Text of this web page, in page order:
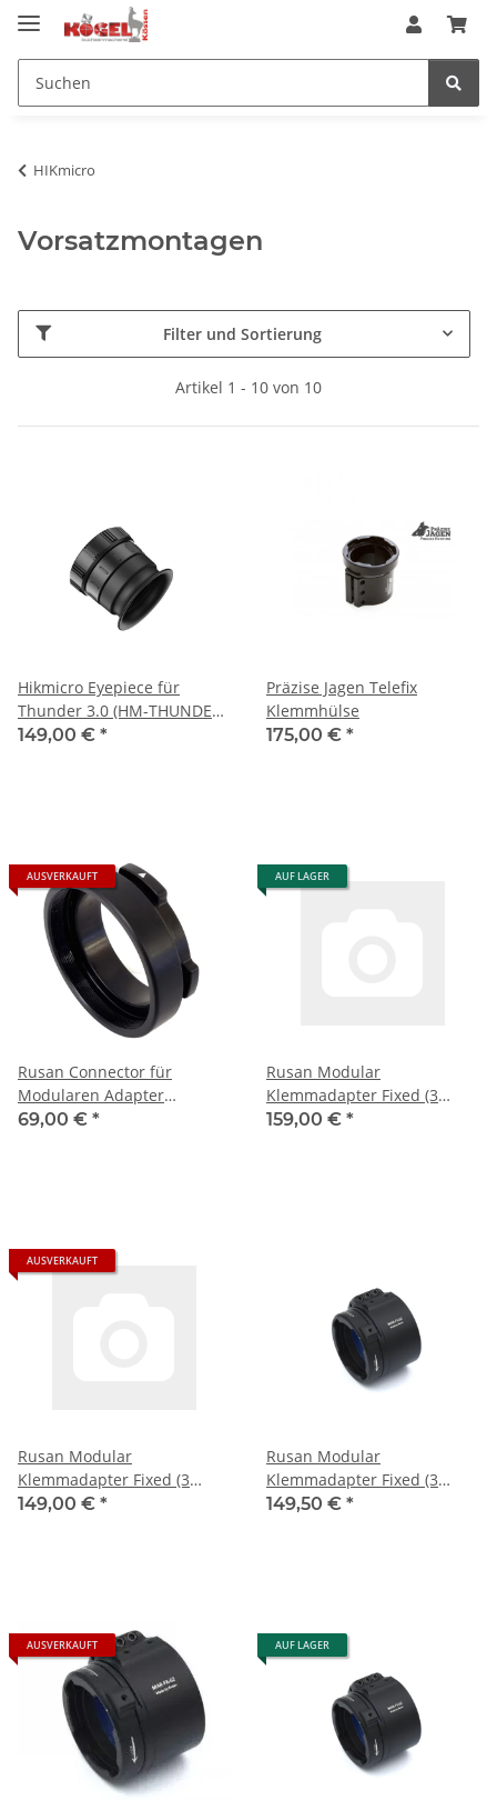
HIKmicro
Vorsatzmontagen
Filter und Sortierung
Artikel 1 - 10 von 10
Hikmicro Eyepiece für
Thunder 3.0 (HM-THUNDER
3.0-E)
149,00 € *
Präzise Jagen Telefix
Klemmhülse
175,00 € *
AUSVERKAUFT
Rusan Connector für
Modularen Adapter
M52x0.75
69,00 € *
AUF LAGER
Rusan Modular
Klemmadapter Fixed (3
Schrauben) 30 mm
159,00 € *
AUSVERKAUFT
Rusan Modular
Klemmadapter Fixed (3
Schrauben) 39.2 mm
149,00 € *
Rusan Modular
Klemmadapter Fixed (3
Schrauben) 52.5 mm
149,50 € *
AUSVERKAUFT AUF LAGER